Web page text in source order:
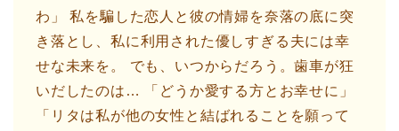
わ」 私を騙した恋人と彼の情婦を奈落の底に突
き落とし、私に利用された優しすぎる夫には幸
せな未来を。 でも、いつからだろう。歯車が狂
いだしたのは… 「どうか愛する方とお幸せに」
「リタは私が他の女性と結ばれることを願って